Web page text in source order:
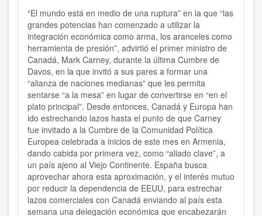
“El mundo está en medio de una ruptura” en la que “las
grandes potencias han comenzado a utilizar la
integración económica como arma, los aranceles como
herramienta de presión”, advirtió el primer ministro de
Canadá, Mark Carney, durante la última Cumbre de
Davos, en la que invitó a sus pares a formar una
“alianza de naciones medianas” que les permita
sentarse “a la mesa” en lugar de convertirse en “en el
plato principal”. Desde entonces, Canadá y Europa han
ido estrechando lazos hasta el punto de que Carney
fue invitado a la Cumbre de la Comunidad Política
Europea celebrada a inicios de este mes en Armenia,
dando cabida por primera vez, como “aliado clave”, a
un país ajeno al Viejo Continente. España busca
aprovechar ahora esta aproximación, y el interés mutuo
por reducir la dependencia de EEUU, para estrechar
lazos comerciales con Canadá enviando al país esta
semana una delegación económica que encabezarán